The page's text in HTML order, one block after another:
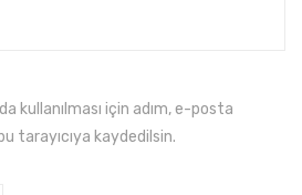
kullanılması için adım, e-posta
tarayıcıya kaydedilsin.